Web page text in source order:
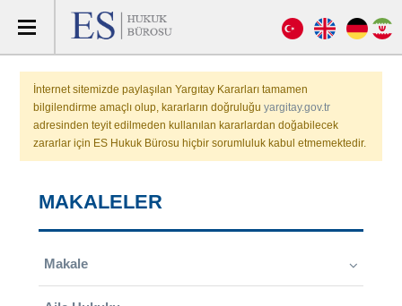
İnternet sitemizde paylaşılan Yargıtay Kararları tamamen
bilgilendirme amaçlı olup, kararların doğruluğuyargitay.gov.tr
adresinden teyit edilmeden kullanılan kararlardan doğabilecek
zararlar için ES Hukuk Bürosu hiçbir sorumluluk kabul etmemektedir.
MAKALELER
Makale